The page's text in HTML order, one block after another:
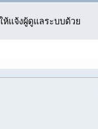
ห้แจ้งผู้ดูแลระบบด้วย